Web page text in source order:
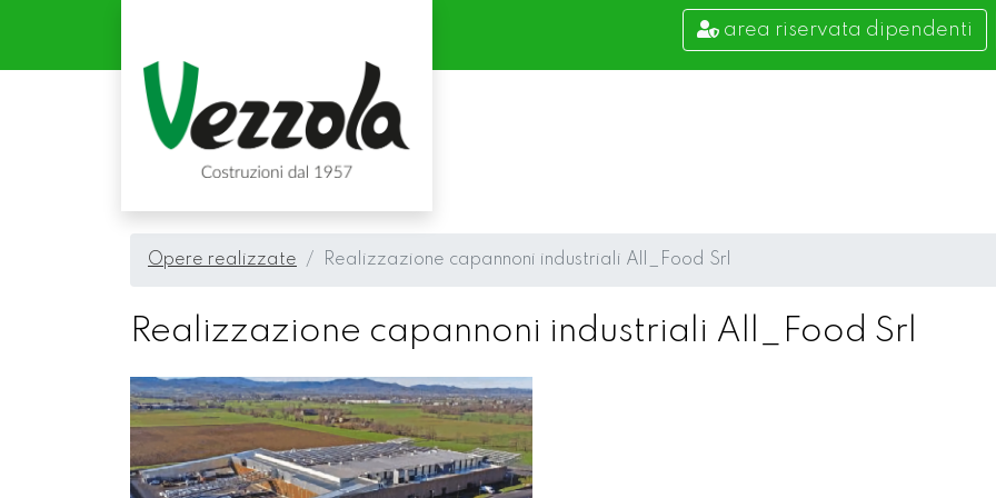
area riservata dipendenti
Opere realizzate Realizzazione capannoni industriali All_Food Srl
Realizzazione capannoni industriali All_Food Srl